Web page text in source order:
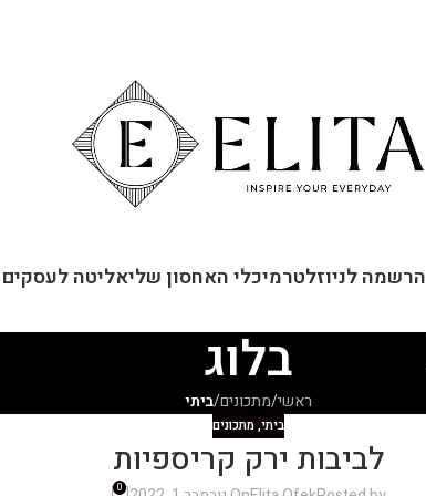
הרשמה לניוזלטרמיכלי האחסון שליאליטה לעסקים
בלוג
ראשי/מתכונים/ביתי
ביתי,מתכונים
לביבות ירק קריספיות
0